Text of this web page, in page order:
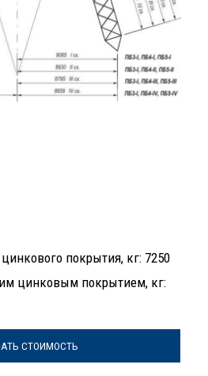
покрытия, кг: 7250
цинковым покрытием, кг:
СТОИМОСТЬ